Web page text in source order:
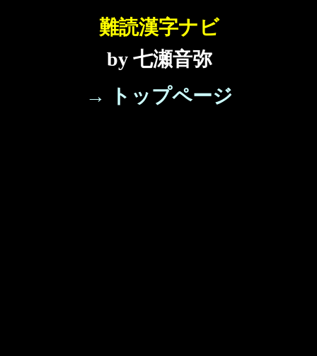
難読漢字ナビ
by 七瀬音弥
→ トップページ